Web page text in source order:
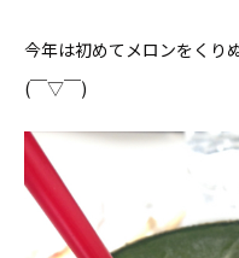
今年は初めてメロンをくり
(￣▽￣)